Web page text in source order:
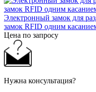
Электронный замок для
замок RFID одним
Цена по запросу
Нужна консультация?